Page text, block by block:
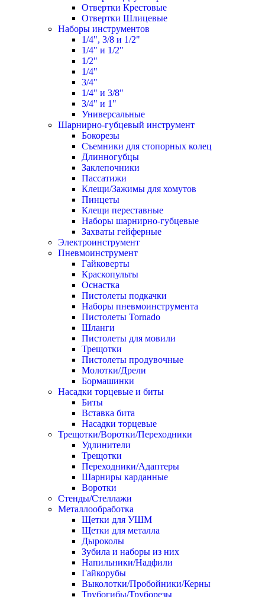
Отвертки Крестовые
Отвертки Шлицевые
Наборы инструментов
1/4", 3/8 и 1/2"
1/4" и 1/2"
1/2"
1/4"
3/4"
1/4" и 3/8"
3/4" и 1"
Универсальные
Шарнирно-губцевый инструмент
Бокорезы
Съемники для стопорных колец
Длинногубцы
Заклепочники
Пассатижи
Клещи/Зажимы для хомутов
Пинцеты
Клещи переставные
Наборы шарнирно-губцевые
Захваты гейферные
Электроинструмент
Пневмоинструмент
Гайковерты
Краскопульты
Оснастка
Пистолеты подкачки
Наборы пневмоинструмента
Пистолеты Tornado
Шланги
Пистолеты для мовили
Трещотки
Пистолеты продувочные
Молотки/Дрели
Бормашинки
Насадки торцевые и биты
Биты
Вставка бита
Насадки торцевые
Трещотки/Воротки/Переходники
Удлинители
Трещотки
Переходники/Адаптеры
Шарниры карданные
Воротки
Стенды/Стеллажи
Металлообработка
Щетки для УШМ
Щетки для металла
Дыроколы
Зубила и наборы из них
Напильники/Надфили
Гайкорубы
Выколотки/Пробойники/Керны
Трубогибы/Труборезы